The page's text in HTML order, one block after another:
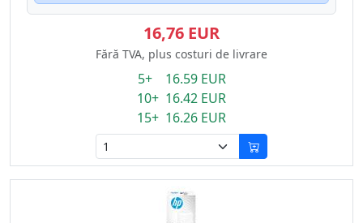
16,76 EUR
Fără TVA, plus costuri de livrare
5+ 16.59 EUR
10+ 16.42 EUR
15+ 16.26 EUR